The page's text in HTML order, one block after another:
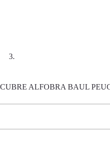
CUBRE ALFOBRA BAUL